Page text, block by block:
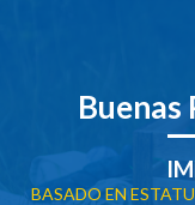
Buenas
BASADO EN